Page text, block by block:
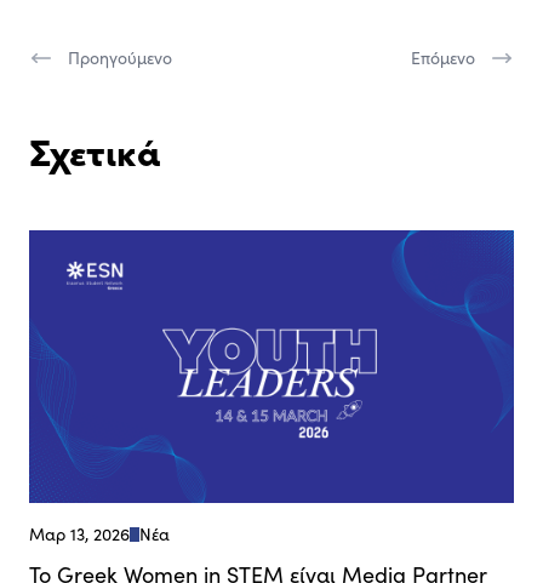
Προηγούμενο Επόμενο
Σχετικά
Μαρ 13, 2026 Νέα
Το Greek Women in STEM είναι Media Partner